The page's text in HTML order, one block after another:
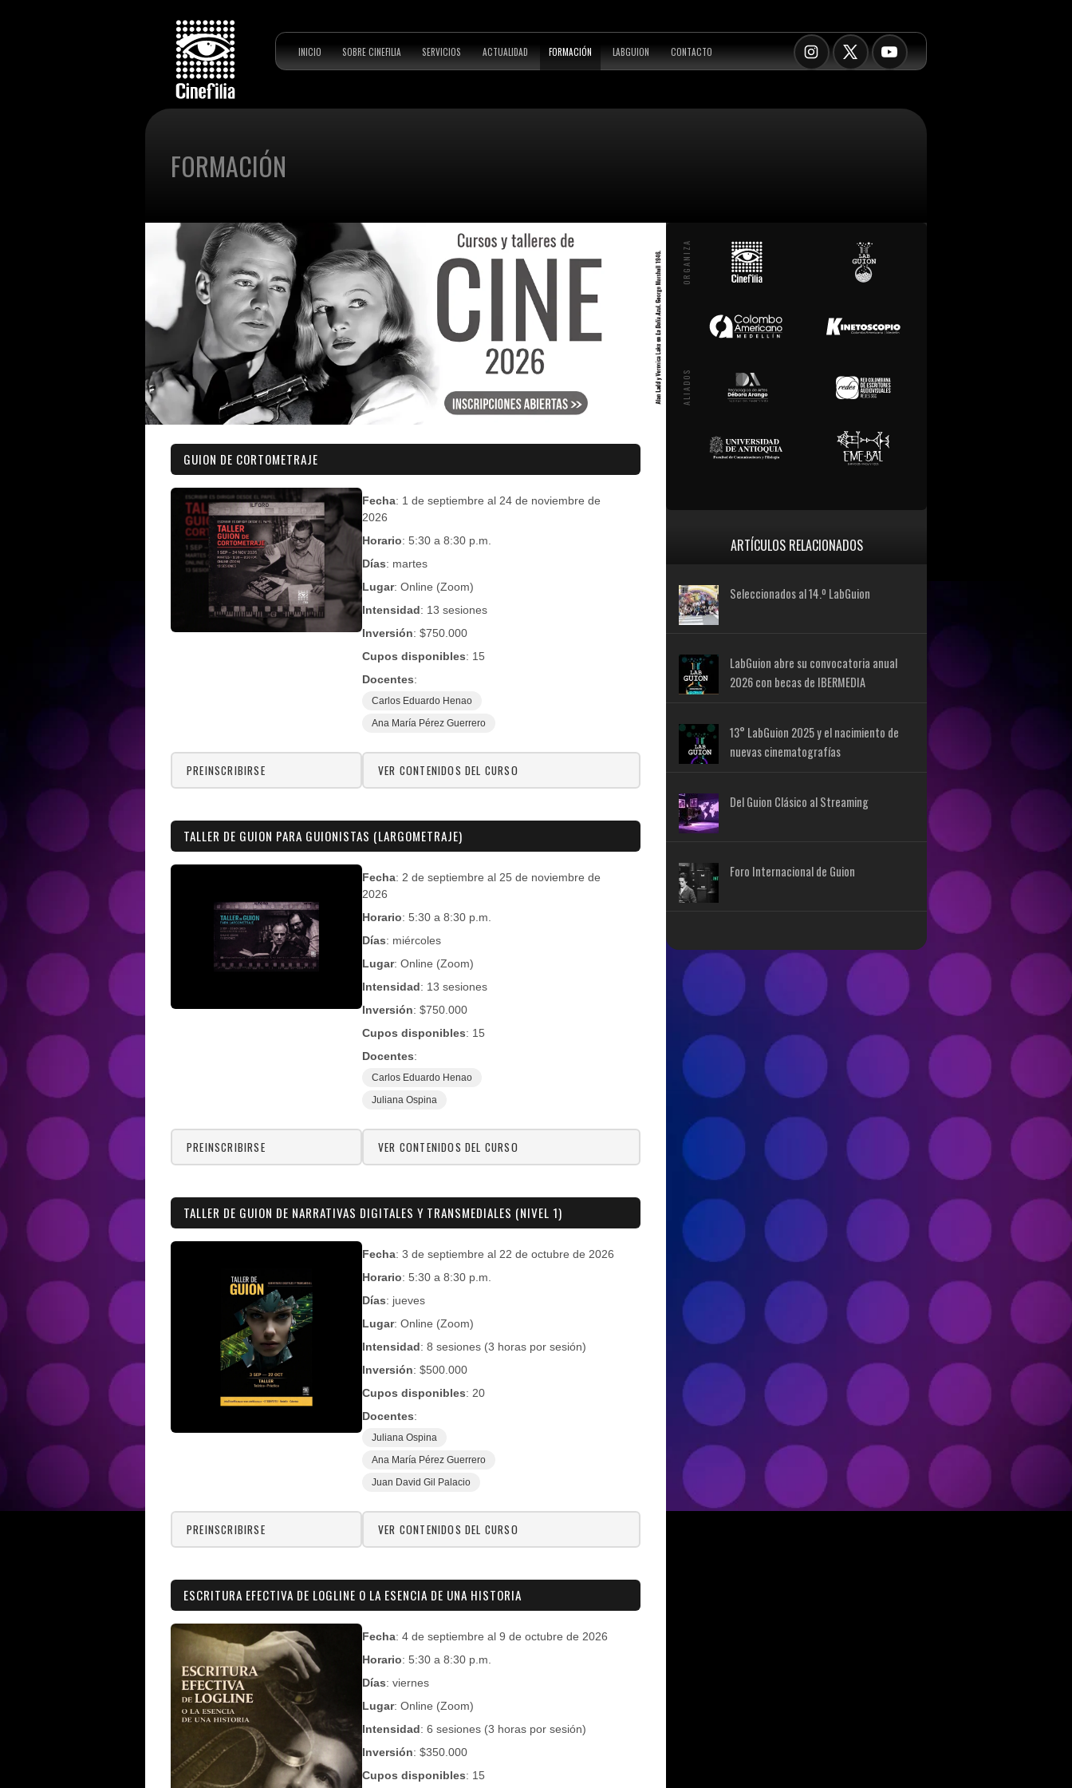
INICIO SOBRE CINEFILIA SERVICIOS ACTUALIDAD FORMACIÓN LABGUION CONTACTO
FORMACIÓN
GUION DE CORTOMETRAJE
Fecha: 1 de septiembre al 24 de noviembre de
2026
Horario: 5:30 a 8:30 p.m.
Días: martes
Lugar: Online (Zoom)
Intensidad: 13 sesiones
Inversión: $750.000
Cupos disponibles: 15
Docentes:
Carlos Eduardo Henao
Ana María Pérez Guerrero
PREINSCRIBIRSE VER CONTENIDOS DEL CURSO
TALLER DE GUION PARA GUIONISTAS (LARGOMETRAJE)
Fecha: 2 de septiembre al 25 de noviembre de
2026
Horario: 5:30 a 8:30 p.m.
Días: miércoles
Lugar: Online (Zoom)
Intensidad: 13 sesiones
Inversión: $750.000
Cupos disponibles: 15
Docentes:
Carlos Eduardo Henao
Juliana Ospina
PREINSCRIBIRSE VER CONTENIDOS DEL CURSO
TALLER DE GUION DE NARRATIVAS DIGITALES Y TRANSMEDIALES (NIVEL 1)
Fecha: 3 de septiembre al 22 de octubre de 2026
Horario: 5:30 a 8:30 p.m.
Días: jueves
Lugar: Online (Zoom)
Intensidad: 8 sesiones (3 horas por sesión)
Inversión: $500.000
Cupos disponibles: 20
Docentes:
Juliana Ospina
Ana María Pérez Guerrero
Juan David Gil Palacio
PREINSCRIBIRSE VER CONTENIDOS DEL CURSO
ESCRITURA EFECTIVA DE LOGLINE O LA ESENCIA DE UNA HISTORIA
Fecha: 4 de septiembre al 9 de octubre de 2026
Horario: 5:30 a 8:30 p.m.
Días: viernes
Lugar: Online (Zoom)
Intensidad: 6 sesiones (3 horas por sesión)
Inversión: $350.000
Cupos disponibles: 15
ORGANIZA
ALIADOS
ARTÍCULOS RELACIONADOS
Seleccionados al 14.º LabGuion
LabGuion abre su convocatoria anual
2026 con becas de IBERMEDIA
13° LabGuion 2025 y el nacimiento de
nuevas cinematografías
Del Guion Clásico al Streaming
Foro Internacional de Guion